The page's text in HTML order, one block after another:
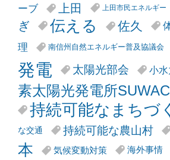
ーブ
上田 上田市民エネルギー
ぎ
伝える 佐久
理
南信州自然エネルギー普及協議会
発電
太陽光部会 小水
素太陽光発電所
持続可能なまちづ
な交通 持続可能な農山村
本
気候変動対策 海外事情